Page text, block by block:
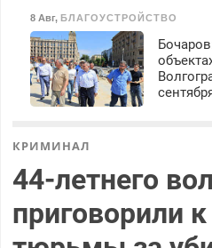
Сталинград в сердце
Набережная День Победы
80-летие Победы
8 Авг, БЛАГОУСТРОЙСТВО
КРИМИНАЛ
44-летнего
приговорили